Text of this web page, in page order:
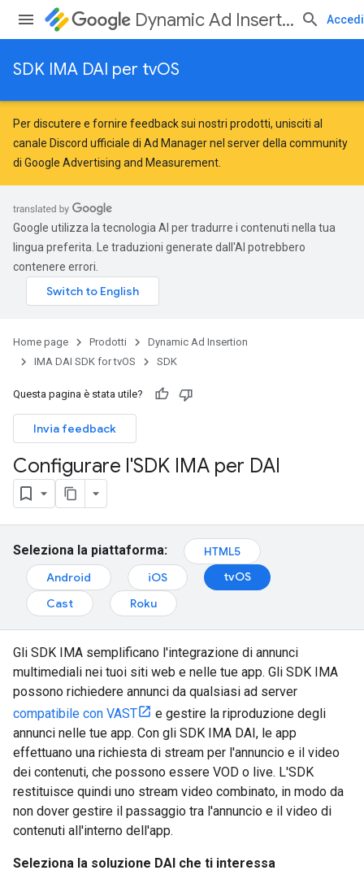
Dynamic Ad Insertion Accedi
SDK IMA DAI per tvOS
Per discutere e fornire feedback sui nostri prodotti, unisciti al
canale Discord ufficiale di Ad Manager nel server della community
di Google Advertising and Measurement
Google utilizza la tecnologia AI per tradurre i contenuti nella tua
lingua preferita. Le traduzioni generate dall'AI potrebbero
contenere errori.
Home page Prodotti
Dynamic Ad Insertion
IMA DAI SDK for tvOS
SDK
Questa pagina è stata utile?
Invia feedback
Configurare l'SDK IMA per DAI
Seleziona la piattaforma:
HTML5
Android
iOS
tvOS
Cast
Roku
Gli SDK IMA semplificano l'integrazione di annunci
multimediali nei tuoi siti web e nelle tue app. Gli SDK IMA
possono richiedere annunci da qualsiasi ad server
compatibile con VAST
e gestire la riproduzione degli
annunci nelle tue app. Con gli SDK IMA DAI, le app
effettuano una richiesta di stream per l'annuncio e il video
dei contenuti, che possono essere VOD o live. L'SDK
restituisce quindi uno stream video combinato, in modo da
non dover gestire il passaggio tra l'annuncio e il video di
contenuti all'interno dell'app.
Seleziona la soluzione DAI che ti interessa